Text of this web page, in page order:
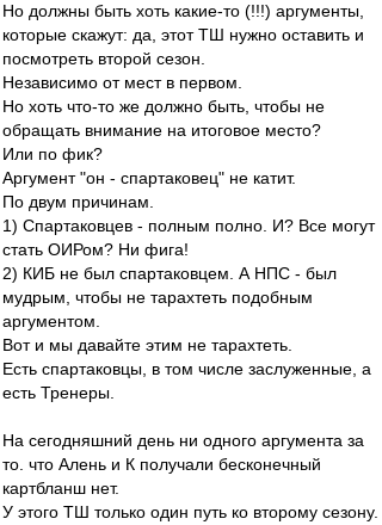
Но должны быть хоть какие-то (!!!) аргументы,
которые скажут: да, этот ТШ нужно оставить и
посмотреть второй сезон.
Независимо от мест в первом.
Но хоть что-то же должно быть, чтобы не
обращать внимание на итоговое место?
Или по фик?
Аргумент "он - спартаковец" не катит.
По двум причинам.
1) Спартаковцев - полным полно. И? Все могут
стать ОИРом? Ни фига!
2) КИБ не был спартаковцем. А НПС - был
мудрым, чтобы не тарахтеть подобным
аргументом.
Вот и мы давайте этим не тарахтеть.
Есть спартаковцы, в том числе заслуженные, а
есть Тренеры.
На сегодняшний день ни одного аргумента за
то. что Алень и К получали бесконечный
картбланш нет.
У этого ТШ только один путь ко второму сезону.